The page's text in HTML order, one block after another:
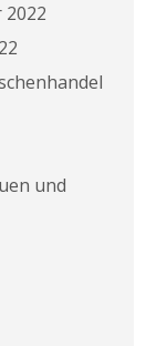
2022
und